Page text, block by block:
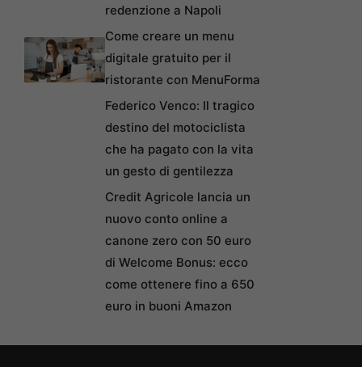
redenzione a Napoli
Come creare un menu
digitale gratuito per il
ristorante con MenuForma
Federico Venco: Il tragico
destino del motociclista
che ha pagato con la vita
un gesto di gentilezza
Credit Agricole lancia un
nuovo conto online a
canone zero con 50 euro
di Welcome Bonus: ecco
come ottenere fino a 650
euro in buoni Amazon